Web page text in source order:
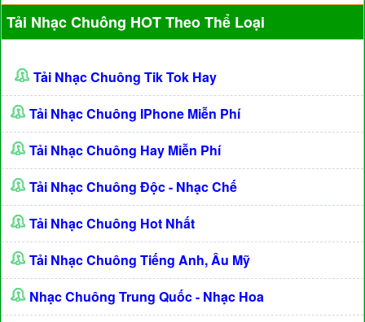
Tải Nhạc Chuông HOT Theo Thể Loại
Tải Nhạc Chuông Tik Tok Hay
Tải Nhạc Chuông IPhone Miễn Phí
Tải Nhạc Chuông Hay Miễn Phí
Tải Nhạc Chuông Độc - Nhạc Chế
Tải Nhạc Chuông Hot Nhất
Tải Nhạc Chuông Tiếng Anh, Âu Mỹ
Nhạc Chuông Trung Quốc - Nhạc Hoa